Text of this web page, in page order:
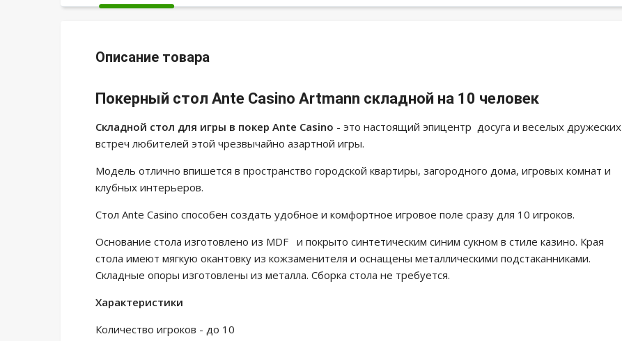
Описание товара
Покерный стол Ante Casino Artmann складной на 10 человек
Складной стол для игры в покер Ante Casino - это настоящий эпицентр досуга и веселых дружеских
встреч любителей этой чрезвычайно азартной игры.
Модель отлично впишется в пространство городской квартиры, загородного дома, игровых комнат и
клубных интерьеров.
Стол Ante Casino способен создать удобное и комфортное игровое поле сразу для 10 игроков.
Основание стола изготовлено из MDF и покрыто синтетическим синим сукном в стиле казино. Края
стола имеют мягкую окантовку из кожзаменителя и оснащены металлическими подстаканниками.
Складные опоры изготовлены из металла. Сборка стола не требуется.
Характеристики
Количество игроков - до 10